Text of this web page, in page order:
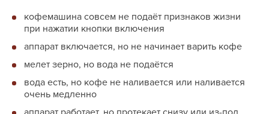
кофемашина совсем не подаёт признаков жизни
при нажатии кнопки включения
аппарат включается, но не начинает варить кофе
мелет зерно, но вода не подаётся
вода есть, но кофе не наливается или наливается
очень медленно